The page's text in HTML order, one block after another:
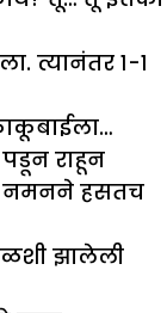
त्यानंतर १-१
राहून
नमनने हसतच
झालेली